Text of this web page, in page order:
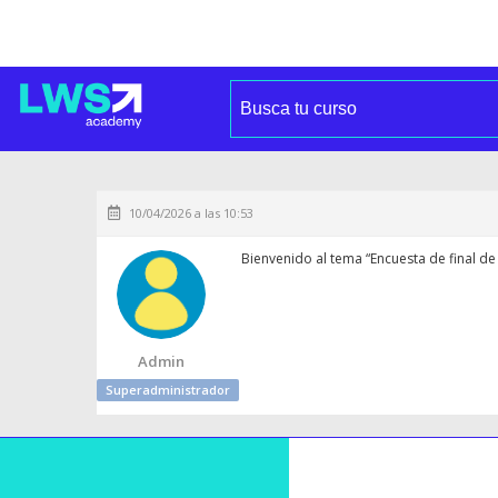
10/04/2026 a las 10:53
Admin
Superadministrador
Bienvenido al tema “Encuesta de final de